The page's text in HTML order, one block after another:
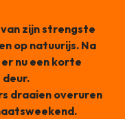
zijn strengste
op natuurijs. Na
nu een korte
draaien overuren